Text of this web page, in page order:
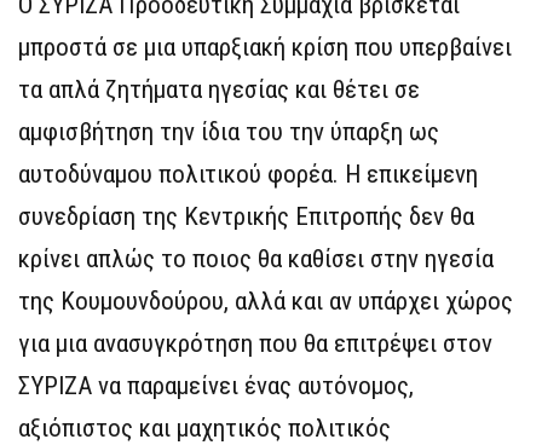
μπροστά σε μια υπαρξιακή κρίση που υπερβαίνει
τα απλά ζητήματα ηγεσίας και θέτει σε
αμφισβήτηση την ίδια του την ύπαρξη ως
αυτοδύναμου πολιτικού φορέα. Η επικείμενη
συνεδρίαση της Κεντρικής Επιτροπής δεν θα
κρίνει απλώς το ποιος θα καθίσει στην ηγεσία
της Κουμουνδούρου, αλλά και αν υπάρχει χώρος
για μια ανασυγκρότηση που θα επιτρέψει στον
ΣΥΡΙΖΑ να παραμείνει ένας αυτόνομος,
αξιόπιστος και μαχητικός πολιτικός